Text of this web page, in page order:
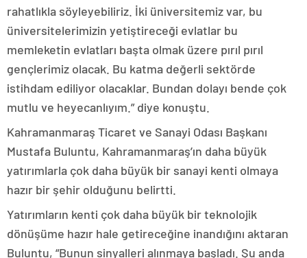
rahatlıkla söyleyebiliriz. İki üniversitemiz var, bu
üniversitelerimizin yetiştireceği evlatlar bu
memleketin evlatları başta olmak üzere pırıl pırıl
gençlerimiz olacak. Bu katma değerli sektörde
istihdam ediliyor olacaklar. Bundan dolayı bende çok
mutlu ve heyecanlıyım.” diye konuştu.
Kahramanmaraş Ticaret ve Sanayi Odası Başkanı
Mustafa Buluntu, Kahramanmaraş’ın daha büyük
yatırımlarla çok daha büyük bir sanayi kenti olmaya
hazır bir şehir olduğunu belirtti.
Yatırımların kenti çok daha büyük bir teknolojik
dönüşüme hazır hale getireceğine inandığını aktaran
Buluntu, “Bunun sinyalleri alınmaya başladı. Şu anda